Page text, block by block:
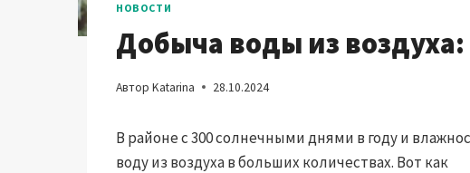
НОВОСТИ
Добыча воды из
Автор Katarina 28.10.2024
В районе с 300 солнечными днями в году и
воду из воздуха в больших количествах. Вот как